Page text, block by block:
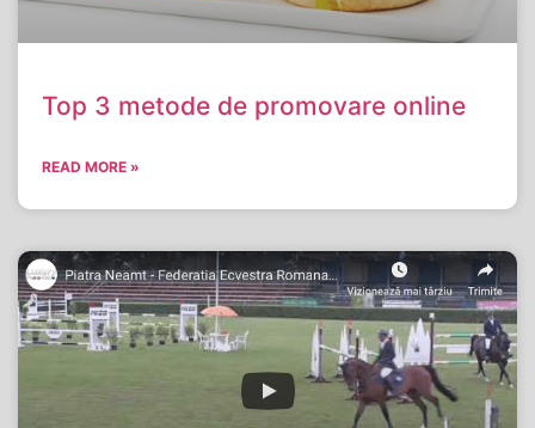
Top 3 metode de promovare online
READ MORE »